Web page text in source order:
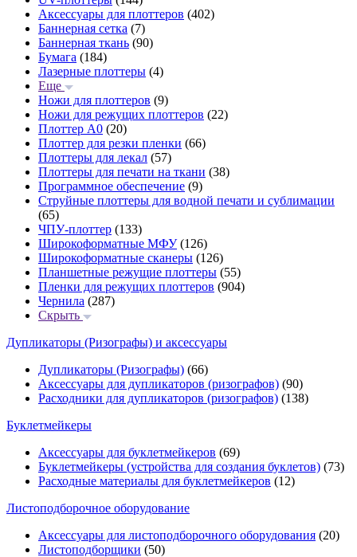
Аксессуары для плоттеров (402)
Баннерная сетка (7)
Баннерная ткань (90)
Бумага (184)
Лазерные плоттеры (4)
Еще
Ножи для плоттеров (9)
Ножи для режущих плоттеров (22)
Плоттер А0 (20)
Плоттер для резки пленки (66)
Плоттеры для лекал (57)
Плоттеры для печати на ткани (38)
Программное обеспечение (9)
Струйные плоттеры для водной печати и сублимации
(65)
ЧПУ-плоттер (133)
Широкоформатные МФУ(126)
Широкоформатные сканеры (126)
Планшетные режущие плоттеры (55)
Пленки для режущих плоттеров (904)
Чернила (287)
Скрыть
Дупликаторы (Ризографы) и аксессуары
Дупликаторы (Ризографы) (66)
Аксессуары для дупликаторов (ризографов) (90)
Расходники для дупликаторов (ризографов) (138)
Буклетмейкеры
Аксессуары для буклетмейкеров (69)
Буклетмейкеры (устройства для создания буклетов) (73)
Расходные материалы для буклетмейкеров (12)
Листоподборочное оборудование
Аксессуары для листоподборочного оборудования (20)
Листоподборщики (50)